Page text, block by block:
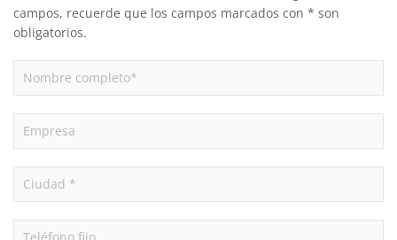
campos, recuerde que los campos marcados con * son
obligatorios.